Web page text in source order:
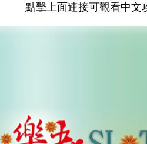
點擊上面連接可觀看中文